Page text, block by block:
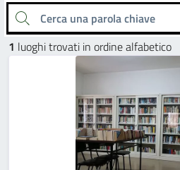
Cerca una parola chiave
1 luoghi trovati in ordine alfabetico